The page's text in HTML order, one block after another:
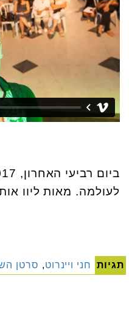
לעולמה. מאות ליוו
תגיות חני ויינרוט, סרטן